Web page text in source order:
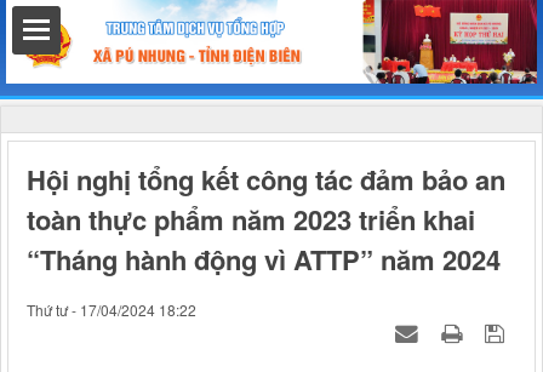
chính
Hội nghị tổng kết công tác đảm bảo an
toàn thực phẩm năm 2023 triển khai
“Tháng hành động vì ATTP” năm 2024
Thứ tư - 17/04/2024 18:22